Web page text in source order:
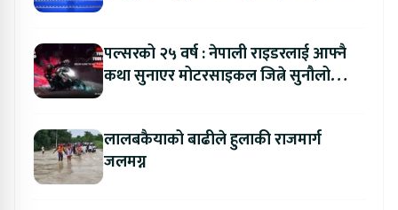
पल्सरको २५ वर्ष : नेपाली राइडरलाई आफ्नै
कथा सुनाएर मोटरसाइकल जित्ने सुनौलो
लालबकैयाको बाढीले हुलाकी राजमार्ग
जलमग्न